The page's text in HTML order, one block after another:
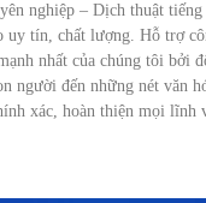
nghiệp – Dịch thuật
tín, chất lượng. Hỗ trợ
nhất của chúng tôi bởi
người đến những nét văn
xác, hoàn thiện mọi